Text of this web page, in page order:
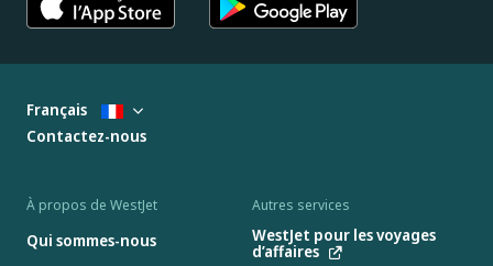
À propos de WestJet
Qui sommes-nous
Autres services
WestJet pour les voyages
d’affaires
Français
Contactez-nous